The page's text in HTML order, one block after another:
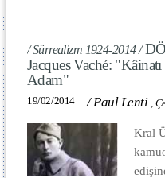
/ Sürrealizm 1924-2014 /
Jacques Vaché:
Adam"
19/02/2014 /Paul Lenti ,
Kral